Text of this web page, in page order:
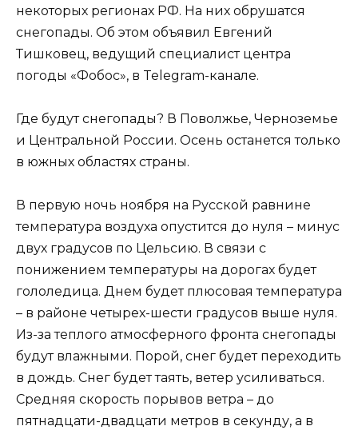
некоторых регионах РФ. На них обрушатся
снегопады. Об этом объявил Евгений
Тишковец, ведущий специалист центра
погоды «Фобос», в Telegram-канале.
Где будут снегопады? В Поволжье, Черноземье
и Центральной России. Осень останется только
в южных областях страны.
В первую ночь ноября на Русской равнине
температура воздуха опустится до нуля – минус
двух градусов по Цельсию. В связи с
понижением температуры на дорогах будет
гололедица. Днем будет плюсовая температура
– в районе четырех-шести градусов выше нуля.
Из-за теплого атмосферного фронта снегопады
будут влажными. Порой, снег будет переходить
в дождь. Снег будет таять, ветер усиливаться.
Средняя скорость порывов ветра – до
пятнадцати-двадцати метров в секунду, а в